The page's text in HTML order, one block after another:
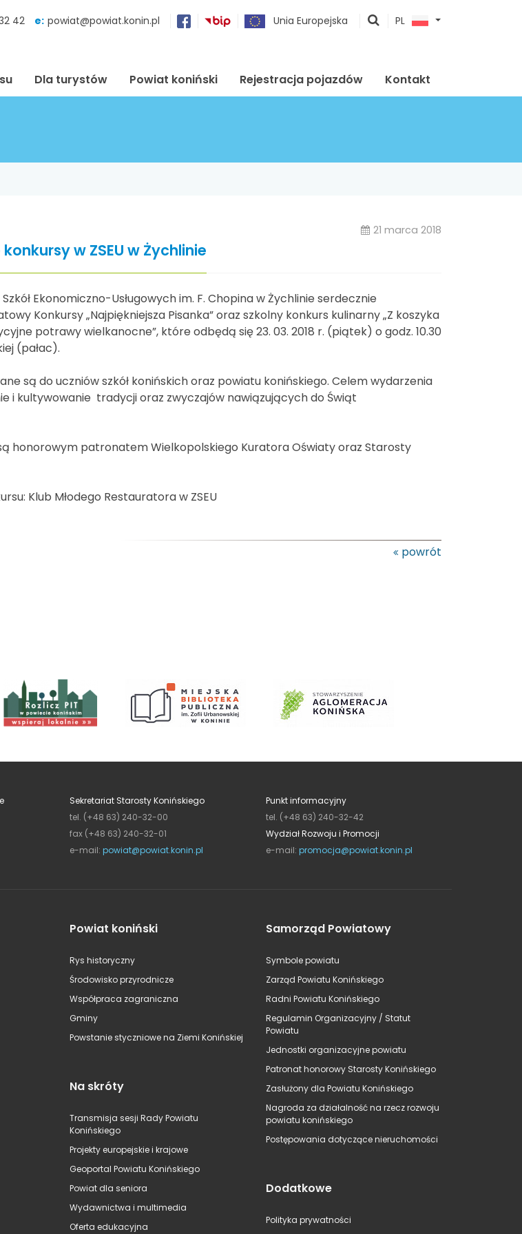
42 e: powiat@powiat.konin.pl Unia Europejska
pokaż
PL
Dla turystów Powiat koniński Rejestracja pojazdów Kontakt
21 marca 2018
w ZSEU w Żychlinie
Ekonomiczno-Usługowych im. F. Chopina w Żychlinie serdecznie
Konkursy „Najpiękniejsza Pisanka” oraz szkolny konkurs kulinarny „Z koszyka
potrawy wielkanocne”, które odbędą się 23. 03. 2018 r. (piątek) o godz. 10.30
(pałac).
są do uczniów szkół konińskich oraz powiatu konińskiego. Celem wydarzenia
i kultywowanie tradycji oraz zwyczajów nawiązujących do Świąt
honorowym patronatem Wielkopolskiego Kuratora Oświaty oraz Starosty
Klub Młodego Restauratora w ZSEU
powrót
Sekretariat Starosty Konińskiego
tel. (+48 63) 240-32-00
fax (+48 63) 240-32-01
e-mail: powiat@powiat.konin.pl
Punkt informacyjny
tel. (+48 63) 240-32-42
Wydział Rozwoju i Promocji
e-mail: promocja@powiat.konin.pl
Powiat koniński
Rys historyczny
Środowisko przyrodnicze
Współpraca zagraniczna
Gminy
Powstanie styczniowe na Ziemi Konińskiej
Na skróty
Transmisja sesji Rady Powiatu
Konińskiego
Projekty europejskie i krajowe
Geoportal Powiatu Konińskiego
Powiat dla seniora
Wydawnictwa i multimedia
Oferta edukacyjna
Samorząd Powiatowy
Symbole powiatu
Zarząd Powiatu Konińskiego
Radni Powiatu Konińskiego
Regulamin Organizacyjny / Statut
Powiatu
Jednostki organizacyjne powiatu
Patronat honorowy Starosty Konińskiego
Zasłużony dla Powiatu Konińskiego
Nagroda za działalność na rzecz rozwoju
powiatu konińskiego
Postępowania dotyczące nieruchomości
Dodatkowe
Polityka prywatności